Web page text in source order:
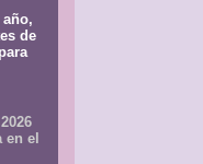
de
en el